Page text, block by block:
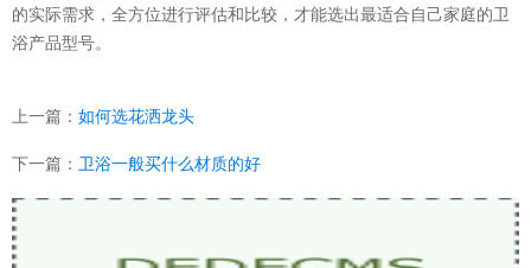
的实际需求，全方位进行评估和比较，才能选出最适合自己家庭的卫
浴产品型号。
上一篇： 如何选花洒龙头
下一篇： 卫浴一般买什么材质的好